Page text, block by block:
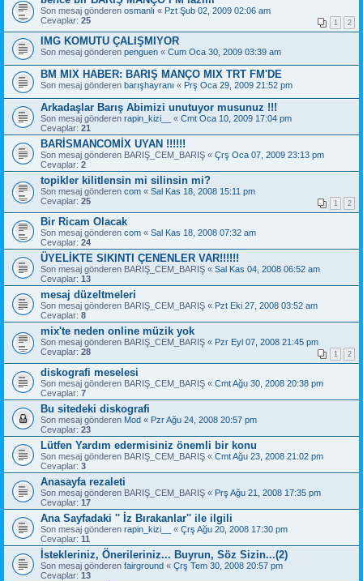
Son mesaj gönderen osmanlı « Pzt Şub 02, 2009 02:06 am
Cevaplar: 25 1 2
IMG KOMUTU ÇALIŞMIYOR
Son mesaj gönderen penguen « Cum Oca 30, 2009 03:39 am
BM MIX HABER: BARIŞ MANÇO MIX TRT FM'DE
Son mesaj gönderen barışhayranı « Prş Oca 29, 2009 21:52 pm
Arkadaşlar Barış Abimizi unutuyor musunuz !!!
Son mesaj gönderen rapin_kizi__ « Cmt Oca 10, 2009 17:04 pm
Cevaplar: 21
BARİSMANCOMİX UYAN !!!!!!
Son mesaj gönderen BARIŞ_CEM_BARIŞ « Çrş Oca 07, 2009 23:13 pm
Cevaplar: 2
topikler kilitlensin mi silinsin mi?
Son mesaj gönderen com « Sal Kas 18, 2008 15:11 pm
Cevaplar: 25 1 2
Bir Ricam Olacak
Son mesaj gönderen com « Sal Kas 18, 2008 07:32 am
Cevaplar: 24
ÜYELİKTE SIKINTI ÇENENLER VAR!!!!!!
Son mesaj gönderen BARIŞ_CEM_BARIŞ « Sal Kas 04, 2008 06:52 am
Cevaplar: 13
mesaj düzeltmeleri
Son mesaj gönderen BARIŞ_CEM_BARIŞ « Pzt Eki 27, 2008 03:52 am
Cevaplar: 8
mix'te neden online müzik yok
Son mesaj gönderen BARIŞ_CEM_BARIŞ « Pzr Eyl 07, 2008 21:45 pm
Cevaplar: 28 1 2
diskografi meselesi
Son mesaj gönderen BARIŞ_CEM_BARIŞ « Cmt Ağu 30, 2008 20:38 pm
Cevaplar: 7
Bu sitedeki diskografi
Son mesaj gönderen Mod « Pzr Ağu 24, 2008 20:57 pm
Cevaplar: 23
Lütfen Yardım edermisiniz önemli bir konu
Son mesaj gönderen BARIŞ_CEM_BARIŞ « Cmt Ağu 23, 2008 21:02 pm
Cevaplar: 3
Anasayfa rezaleti
Son mesaj gönderen BARIŞ_CEM_BARIŞ « Prş Ağu 21, 2008 17:35 pm
Cevaplar: 17
Ana Sayfadaki '' İz Bırakanlar'' ile ilgili
Son mesaj gönderen rapin_kizi__ « Çrş Ağu 20, 2008 17:30 pm
Cevaplar: 11
İstekleriniz, Önerileriniz... Buyrun, Söz Sizin...(2)
Son mesaj gönderen fairground « Çrş Tem 30, 2008 20:57 pm
Cevaplar: 13